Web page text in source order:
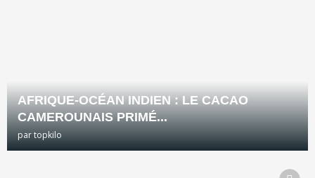
AFRIQUE-OCÉAN INDIEN : LE CACAO
CAMEROUNAIS PRIMÉ...
partopkilo